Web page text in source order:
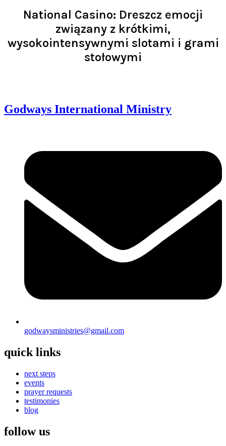
National Casino: Dreszcz emocji
związany z krótkimi,
wysokointensywnymi slotami i grami
stołowymi
Godways International Ministry
godwaysministries@gmail.com
quick links
next steps
events
prayer requests
testimonies
blog
follow us